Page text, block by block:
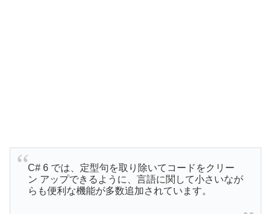
C# 6 では、定型句を取り除いてコードをクリー
ン アップできるように、言語に関して小さいなが
らも便利な機能が多数追加されています。